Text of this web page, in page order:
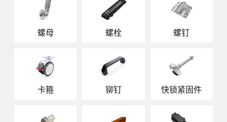
螺母 螺栓 螺钉
卡箍 铆钉 快锁紧固件